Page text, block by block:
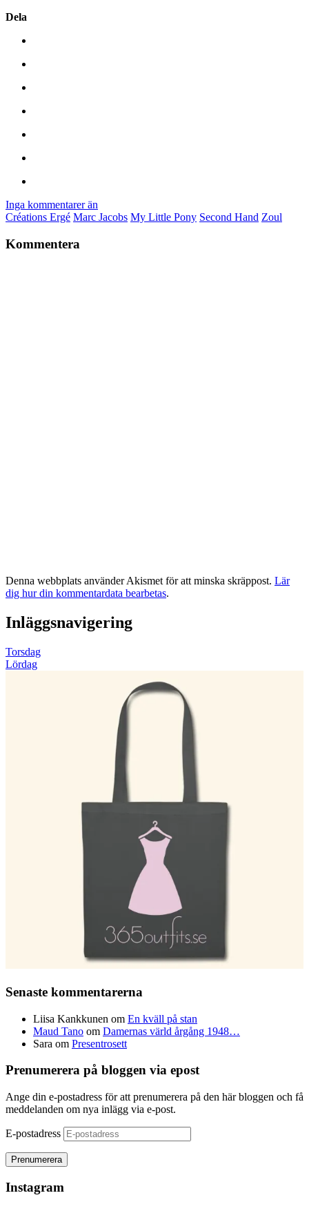
Dela
Inga kommentarer än
Créations Ergé Marc Jacobs My Little Pony Second Hand Zoul
Kommentera
Denna webbplats använder Akismet för att minska skräppost. Lär
dig hur din kommentardata bearbetas.
Inläggsnavigering
Torsdag
Lördag
Senaste kommentarerna
Liisa Kankkunen om En kväll på stan
Maud Tano om Damernas värld årgång 1948…
Sara om Presentrosett
Prenumerera på bloggen via epost
Ange din e-postadress för att prenumerera på den här bloggen och få
meddelanden om nya inlägg via e-post.
E-postadress
Instagram